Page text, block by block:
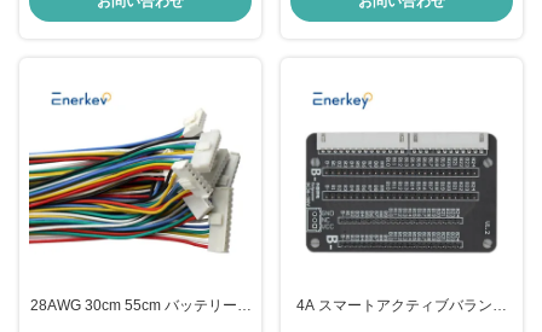
28AWG 30cm 55cm バッテリーア
4A スマートアクティブバランサ